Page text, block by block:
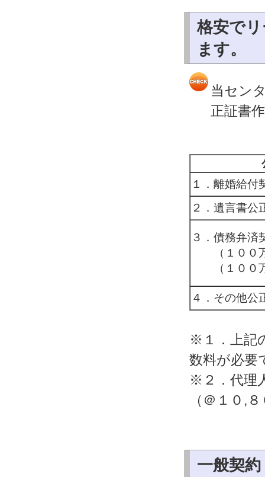
格安で
ます。
当セン
正証書
１．離婚給付
２．遺言書公
３．債務弁済
（１００
（１００
４．その他公
※１．上記
数料が必要
※２．代理
（＠１０,
一般契